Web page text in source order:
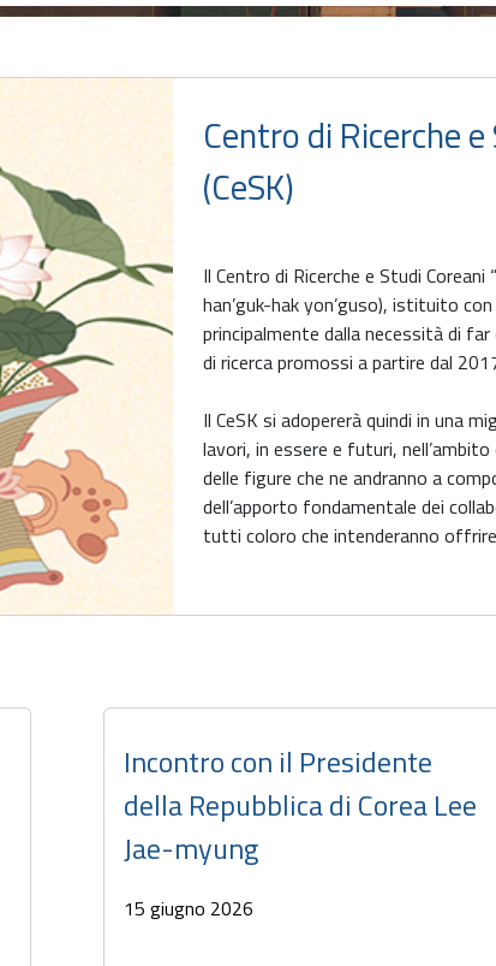
Centro di Ricerche
(CeSK)
Il Centro di Ricerche e Studi
han’guk-hak yon’guso), istituito
principalmente dalla necessità di
di ricerca promossi a partire dal
Il CeSK si adopererà quindi in una
lavori, in essere e futuri,
delle figure che ne andranno a
dell’apporto fondamentale dei
tutti coloro che intenderanno
Incontro con il Presidente
della Repubblica di Corea Lee
Jae-myung
15 giugno 2026